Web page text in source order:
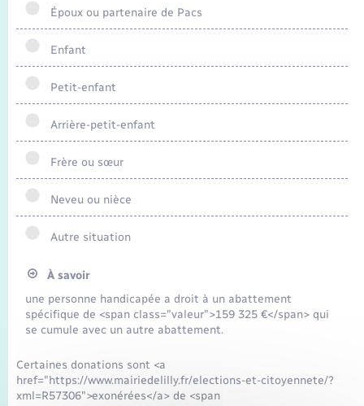
Époux ou partenaire de Pacs
Enfant
Petit-enfant
Arrière-petit-enfant
Frère ou sœur
Neveu ou nièce
Autre situation
À savoir
une personne handicapée a droit à un abattement
spécifique de <span class="valeur">159 325 €</span> qui
se cumule avec un autre abattement.
Certaines donations sont <a
href="https://www.mairiedelilly.fr/elections-et-citoyennete/?
xml=R57306">exonérées</a> de <span